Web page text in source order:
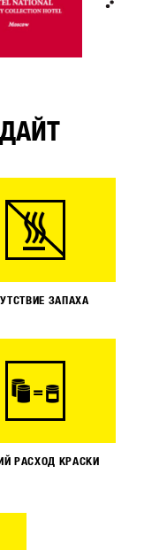
ЗАПАХА
РАСХОД КРАСКИ